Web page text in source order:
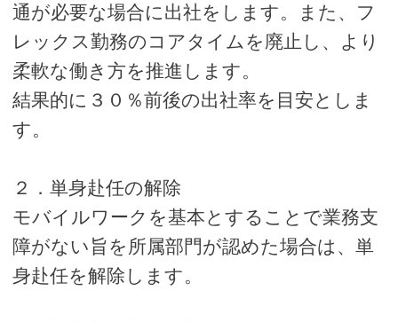
通が必要な場合に出社をします。また、フ
レックス勤務のコアタイムを廃止し、より
柔軟な働き方を推進します。
結果的に３０％前後の出社率を目安としま
す。
２．単身赴任の解除
モバイルワークを基本とすることで業務支
障がない旨を所属部門が認めた場合は、単
身赴任を解除します。